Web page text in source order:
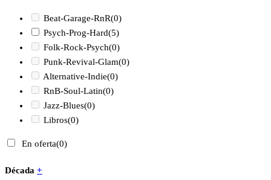
Beat-Garage-RnR(0)
Psych-Prog-Hard(5)
Folk-Rock-Psych(0)
Punk-Revival-Glam(0)
Alternative-Indie(0)
RnB-Soul-Latin(0)
Jazz-Blues(0)
Libros(0)
En oferta(0)
Década +